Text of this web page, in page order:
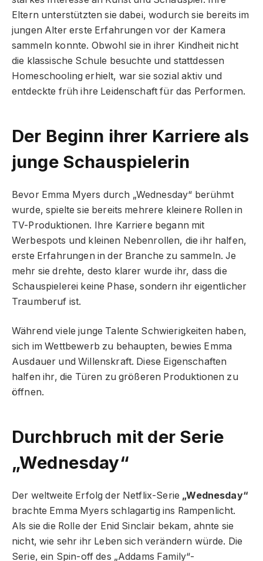
Eltern unterstützten sie dabei, wodurch sie bereits im
jungen Alter erste Erfahrungen vor der Kamera
sammeln konnte. Obwohl sie in ihrer Kindheit nicht
die klassische Schule besuchte und stattdessen
Homeschooling erhielt, war sie sozial aktiv und
entdeckte früh ihre Leidenschaft für das Performen.
Der Beginn ihrer Karriere als
junge Schauspielerin
Bevor Emma Myers durch „Wednesday“ berühmt
wurde, spielte sie bereits mehrere kleinere Rollen in
TV-Produktionen. Ihre Karriere begann mit
Werbespots und kleinen Nebenrollen, die ihr halfen,
erste Erfahrungen in der Branche zu sammeln. Je
mehr sie drehte, desto klarer wurde ihr, dass die
Schauspielerei keine Phase, sondern ihr eigentlicher
Traumberuf ist.
Während viele junge Talente Schwierigkeiten haben,
sich im Wettbewerb zu behaupten, bewies Emma
Ausdauer und Willenskraft. Diese Eigenschaften
halfen ihr, die Türen zu größeren Produktionen zu
öffnen.
Durchbruch mit der Serie
„Wednesday“
Der weltweite Erfolg der Netflix-Serie „Wednesday“
brachte Emma Myers schlagartig ins Rampenlicht.
Als sie die Rolle der Enid Sinclair bekam, ahnte sie
nicht, wie sehr ihr Leben sich verändern würde. Die
Serie, ein Spin-off des „Addams Family“-